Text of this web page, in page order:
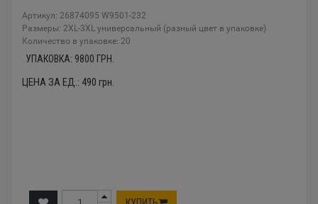
Артикул: 26874095 W9501-232
Размеры: 2XL-3XL универсальный (разный цвет в упаковке)
Количество в упаковке: 20
УПАКОВКА: 9800 ГРН.
ЦЕНА ЗА ЕД.: 490 грн.